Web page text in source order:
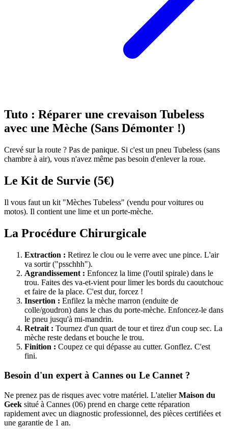
Tuto : Réparer une crevaison Tubeless
avec une Mèche (Sans Démonter !)
Crevé sur la route ? Pas de panique. Si c'est un pneu Tubeless (sans
chambre à air), vous n'avez même pas besoin d'enlever la roue.
Le Kit de Survie (5€)
Il vous faut un kit "Mèches Tubeless" (vendu pour voitures ou
motos). Il contient une lime et un porte-mèche.
La Procédure Chirurgicale
Extraction : Retirez le clou ou le verre avec une pince. L'air
va sortir ("psschhh").
Agrandissement : Enfoncez la lime (l'outil spirale) dans le
trou. Faites des va-et-vient pour limer les bords du caoutchouc
et faire de la place. C'est dur, forcez !
Insertion : Enfilez la mèche marron (enduite de
colle/goudron) dans le chas du porte-mèche. Enfoncez-le dans
le pneu jusqu'à mi-mandrin.
Retrait : Tournez d'un quart de tour et tirez d'un coup sec. La
mèche reste dedans et bouche le trou.
Finition : Coupez ce qui dépasse au cutter. Gonflez. C'est
fini.
Besoin d'un expert à Cannes ou Le Cannet ?
Ne prenez pas de risques avec votre matériel. L'atelierMaison du
Geek situé à Cannes (06) prend en charge cette réparation
rapidement avec un diagnostic professionnel, des pièces certifiées et
une garantie de 1 an.